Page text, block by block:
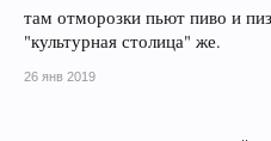
там отморозки пьют пиво и
"культурная столица" же.
26 янв 2019